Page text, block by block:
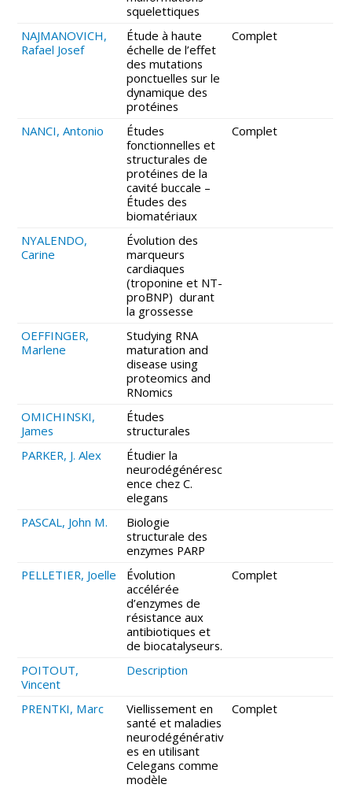
squelettiques
NAJMANOVICH,
Rafael Josef
Étude à haute
échelle de l’effet
des mutations
ponctuelles sur le
dynamique des
protéines
Complet
NANCI, Antonio
Études
fonctionnelles et
structurales de
protéines de la
cavité buccale –
Études des
biomatériaux
Complet
NYALENDO,
Carine
Évolution des
marqueurs
cardiaques
(troponine et NT-
proBNP) durant
la grossesse
OEFFINGER,
Marlene
Studying RNA
maturation and
disease using
proteomics and
RNomics
OMICHINSKI,
James
Études
structurales
PARKER, J. Alex
Étudier la
neurodégénéresc
ence chez C.
elegans
PASCAL, John M.
Biologie
structurale des
enzymes PARP
PELLETIER, Joelle
Évolution
accélérée
d’enzymes de
résistance aux
antibiotiques et
de biocatalyseurs.
Complet
POITOUT,
Vincent
Description
PRENTKI, Marc
Viellissement en
santé et maladies
neurodégénérativ
es en utilisant
Celegans comme
modèle
Complet